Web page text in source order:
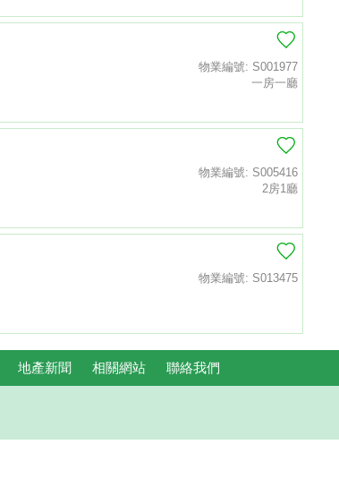
物業編號: S001977
一房一廳
物業編號: S005416
2房1廳
物業編號: S013475
地產新聞 相關網站 聯絡我們